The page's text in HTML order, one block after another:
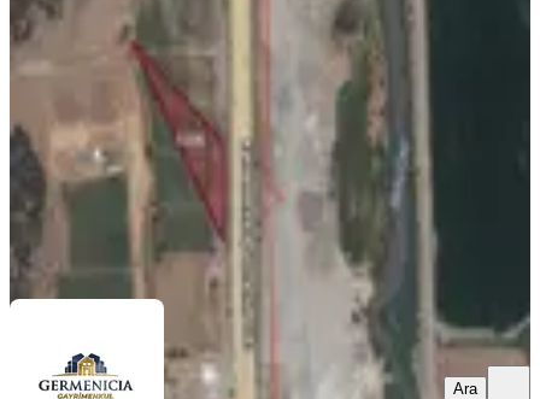
Onikişubat, Çakırlar Mahallesi
5333 m²
16.000.000 ₺
Germenicia Gayrimenkul Celalettin Yarpuz
Ara
Ara